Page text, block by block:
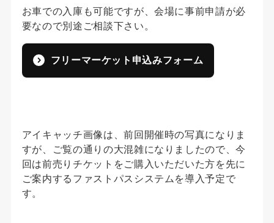
お車での入庫も可能ですが、会場に事前申請が必
要なので別途ご相談下さい。
フリーマーケット申込みフォーム
アイキャッチ画像は、前回開催時の写真になりま
すが、ご覧の通りの大混雑になりましたので、今
回は前売りチケットをご購入いただいた方を先に
ご案内するファストパスシステムを導入予定で
す。